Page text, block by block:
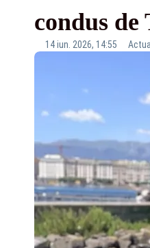
condus de
14 iun. 2026, 14:55